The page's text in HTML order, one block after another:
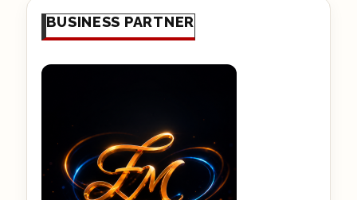
BUSINESS PARTNER